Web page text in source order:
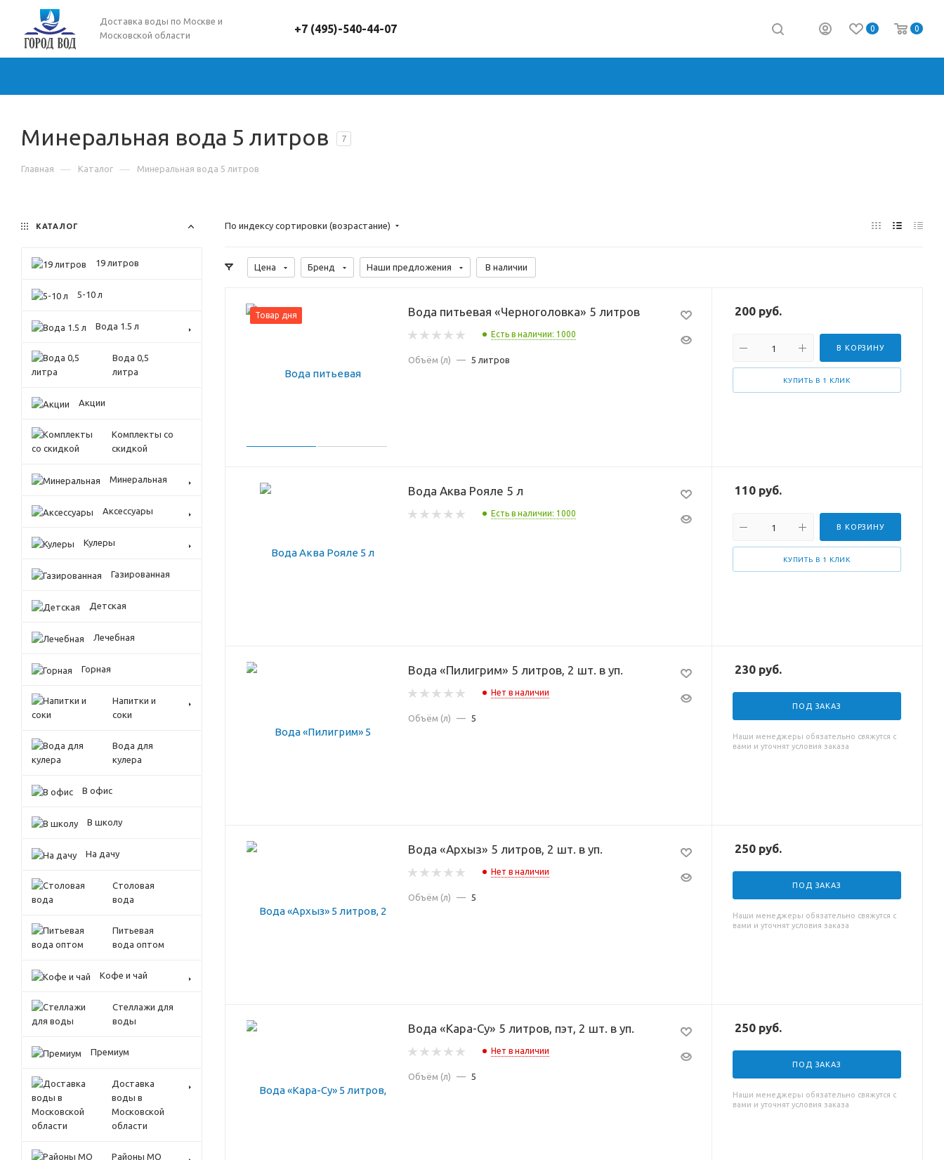
Доставка воды по Москве и
Московской области
+7 (495)-540-44-07 0 0
Минеральная вода 5 литров 7
Главная — Каталог — Минеральная вода 5 литров
По индексу сортировки (возрастание)
Цена Бренд Наши предложения В наличии
Товар дня Вода питьевая «Черноголовка» 5 литров
Есть в наличии: 1000
Объём (л) — 5 литров
200 руб.
В КОРЗИНУ
КУПИТЬ В 1 КЛИК
Вода Аква Рояле 5 л
Есть в наличии: 1000
110 руб.
В КОРЗИНУ
КУПИТЬ В 1 КЛИК
Вода «Пилигрим» 5 литров, 2 шт. в уп.
Нет в наличии
Объём (л) — 5
230 руб.
ПОД ЗАКАЗ
Наши менеджеры обязательно свяжутся с
вами и уточнят условия заказа
Вода «Архыз» 5 литров, 2 шт. в уп.
Нет в наличии
Объём (л) — 5
250 руб.
ПОД ЗАКАЗ
Наши менеджеры обязательно свяжутся с
вами и уточнят условия заказа
Вода «Кара-Су» 5 литров, пэт, 2 шт. в уп.
Нет в наличии
Объём (л) — 5
250 руб.
ПОД ЗАКАЗ
Наши менеджеры обязательно свяжутся с
вами и уточнят условия заказа
КАТАЛОГ
19 литров
5-10 л
Вода 1.5 л
Вода 0,5
литра
Акции
Комплекты со
скидкой
Минеральная
Аксессуары
Кулеры
Газированная
Детская
Лечебная
Горная
Напитки и
соки
Вода для
кулера
В офис
В школу
На дачу
Столовая
вода
Питьевая
вода оптом
Кофе и чай
Стеллажи для
воды
Премиум
Доставка
воды в
Московской
области
Районы МО